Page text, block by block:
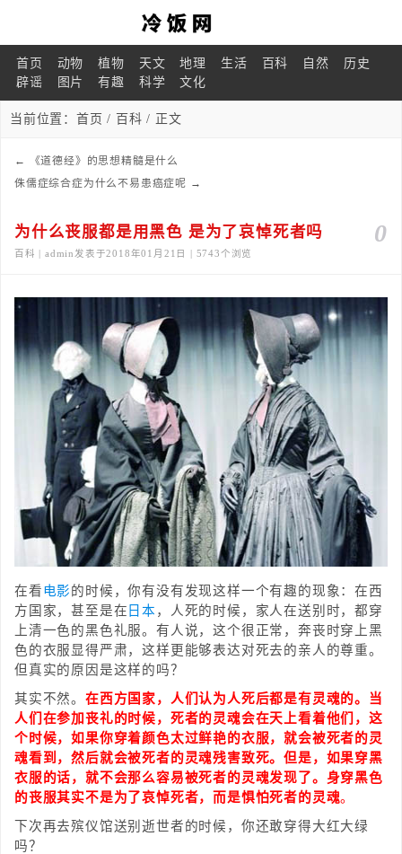
首页 动物 植物 天文 地理 生活 百科 自然
历史
辟谣
图片 有趣 科学 文化
当前位置： 首页 / 百科 / 正文
←
《道德经》的思想精髓是什么
侏儒症综合症为什么不易患癌症呢 →
0
为什么丧服都是用黑色 是为了哀悼死者吗
百科 | admin发表于2018年01月21日 | 5743个浏览
在看电影的时候，你有没有发现这样一个有趣的现象：在西
方国家，甚至是在 日本 ，人死的时候，家人在送别时，都穿
上清一色的黑色礼服。有人说，这个很正常，奔丧时穿上黑
色的衣服显得严肃，这样更能够表达对死去的亲人的尊重。
但真实的原因是这样的吗？
其实不然。 在西方国家，人们认为人死后都是有灵魂的。当
人们在参加丧礼的时候，死者的灵魂会在天上看着他们，这
个时候，如果你穿着颜色太过鲜艳的衣服，就会被死者的灵
魂看到，然后就会被死者的灵魂残害致死。但是，如果穿黑
衣服的话，就不会那么容易被死者的灵魂发现了。身穿黑色
的丧服其实不是为了哀悼死者，而是惧怕死者的灵魂。
下次再去殡仪馆送别逝世者的时候，你还敢穿得大红大绿
吗？